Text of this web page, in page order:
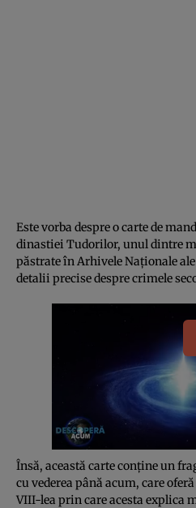
Este vorba despre o carte de
dinastiei Tudorilor, unul dintre
păstrate în Arhivele Naționale
detalii precise despre crimele
Însă, această carte conține un
cu vederea până acum, care
VIII-lea prin care acesta explica